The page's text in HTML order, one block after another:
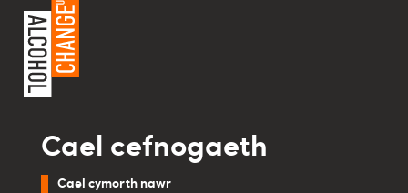
Cael cefnogaeth
Cael cymorth nawr